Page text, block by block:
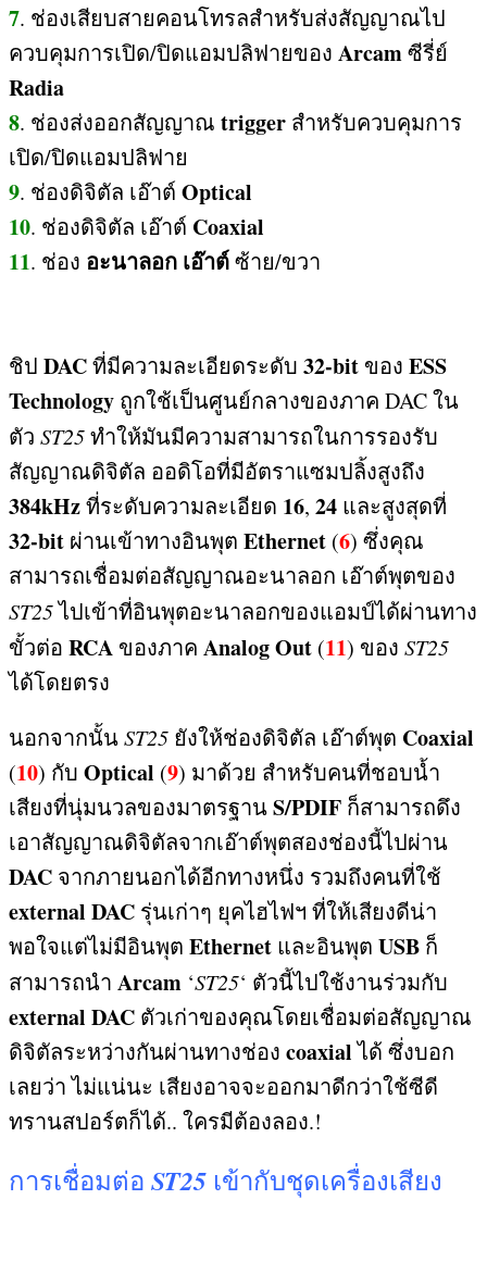
7. ช่องเสียบสายคอนโทรลสำหรับส่งสัญญาณไป
ควบคุมการเปิด/ปิดแอมปลิฟายของ Arcamซีรี่ย์
Radia
8. ช่องส่งออกสัญญาณ trigger สำหรับควบคุมการ
เปิด/ปิดแอมปลิฟาย
9. ช่องดิจิตัล เอ๊าต์ Optical
10. ช่องดิจิตัล เอ๊าต์ Coaxial
11. ช่อง อะนาลอก เอ๊าต์ซ้าย/ขวา
ชิป DACที่มีความละเอียดระดับ 32-bit ของ ESS
Technology ถูกใช้เป็นศูนย์กลางของภาค DACใน
ตัว ST25ทำให้มันมีความสามารถในการรองรับ
สัญญาณดิจิตัล ออดิโอที่มีอัตราแซมปลิ้งสูงถึง
384kHzที่ระดับความละเอียด 16, 24 และสูงสุดที่
32-bit ผ่านเข้าทางอินพุต Ethernet (6) ซึ่งคุณ
สามารถเชื่อมต่อสัญญาณอะนาลอก เอ๊าต์พุตของ
ST25ไปเข้าที่อินพุตอะนาลอกของแอมป์ได้ผ่านทาง
ขั้วต่อ RCA ของภาค Analog Out (11) ของ ST25
ได้โดยตรง
นอกจากนั้นST25 ยังให้ช่องดิจิตัล เอ๊าต์พุต Coaxial
(10) กับ Optical (9) มาด้วย สำหรับคนที่ชอบน้ำ
เสียงที่นุ่มนวลของมาตรฐานS/PDIF ก็สามารถดึง
เอาสัญญาณดิจิตัลจากเอ๊าต์พุตสองช่องนี้ไปผ่าน
DAC จากภายนอกได้อีกทางหนึ่ง รวมถึงคนที่ใช้
external DAC รุ่นเก่าๆ ยุคไฮไฟฯ ที่ให้เสียงดีน่า
พอใจแต่ไม่มีอินพุต Ethernet และอินพุต USB ก็
สามารถนำ Arcam ‘ST25‘ ตัวนี้ไปใช้งานร่วมกับ
external DAC ตัวเก่าของคุณโดยเชื่อมต่อสัญญาณ
ดิจิตัลระหว่างกันผ่านทางช่อง coaxial ได้ ซึ่งบอก
เลยว่า ไม่แน่นะ เสียงอาจจะออกมาดีกว่าใช้ซีดี
ทรานสปอร์ตก็ได้.. ใครมีต้องลอง.!
การเชื่อมต่อ ST25 เข้ากับชุดเครื่องเสียง